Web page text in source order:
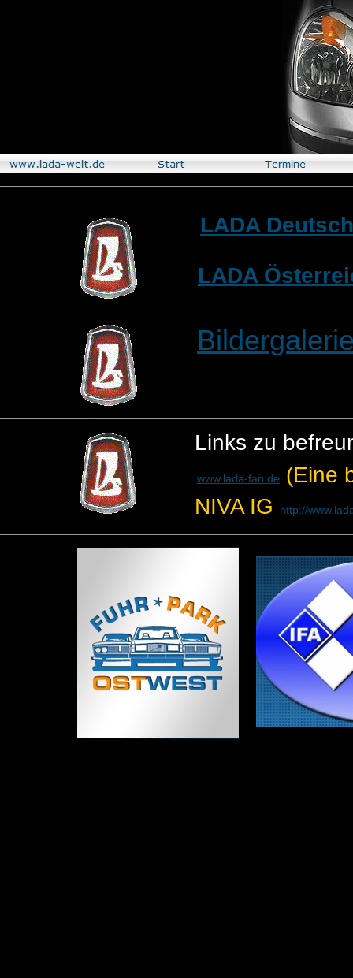
LADA
LADA
Links zu
www.lada-fan.de
(Eine
NIVA IG
http://